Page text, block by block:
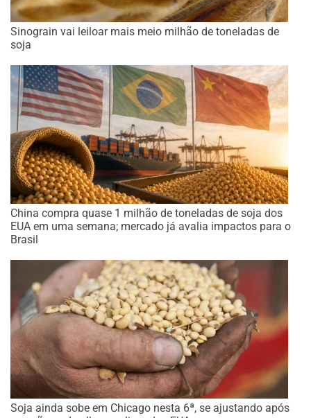
Sinograin vai leiloar mais meio milhão de toneladas de
soja
China compra quase 1 milhão de toneladas de soja dos
EUA em uma semana; mercado já avalia impactos para o
Brasil
Soja ainda sobe em Chicago nesta 6ª, se ajustando após